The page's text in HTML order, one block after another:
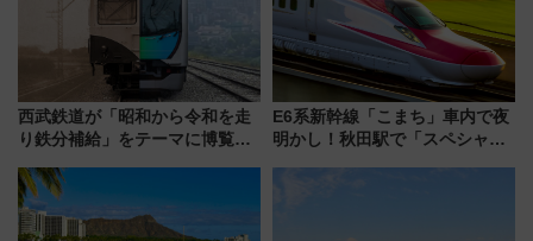
西武鉄道が「昭和から令和を走
り鉄分補給」をテーマに博覧会
14日から 新車両「トキイロ」体
験ブースも アクセスや申込方法
を解説
E6系新幹線「こまち」車内で夜
明かし！秋田駅で「スペシャル
法は？